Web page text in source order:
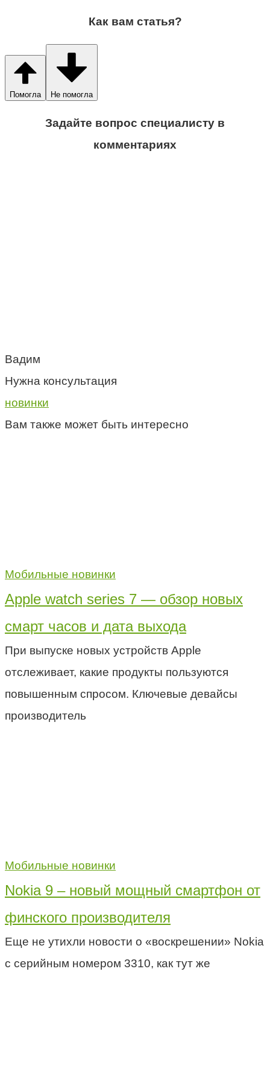
Как вам статья?
Помогла Не помогла
Задайте вопрос специалисту в
комментариях
Вадим
Нужна консультация
новинки
Вам также может быть интересно
Мобильные новинки
Apple watch series 7 — обзор новых
смарт часов и дата выхода
При выпуске новых устройств Apple
отслеживает, какие продукты пользуются
повышенным спросом. Ключевые девайсы
производитель
Мобильные новинки
Nokia 9 – новый мощный смартфон от
финского производителя
Еще не утихли новости о «воскрешении» Nokia
с серийным номером 3310, как тут же